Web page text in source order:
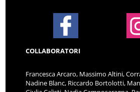
COLLABORATORI
Francesca Arcaro, Massimo Altini,
Nadine Blanc, Riccardo Bortolotti,